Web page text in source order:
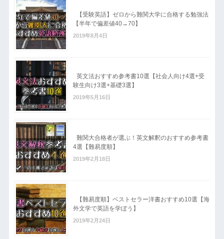
【受験英語】ゼロから難関大学に合格する勉強法
【半年で偏差値40→70】
2019年8月4日
英文法おすすめ参考書10選【社会人向け4選+受
験生向け3選+基礎3選】
2019年5月16日
難関大合格者が選ぶ！英文解釈のおすすめ参考書
4選【難易度順】
2019年2月18日
【難易度順】ベストセラー洋書おすすめ10選【海
外文学で英語を学ぼう】
2019年2月24日